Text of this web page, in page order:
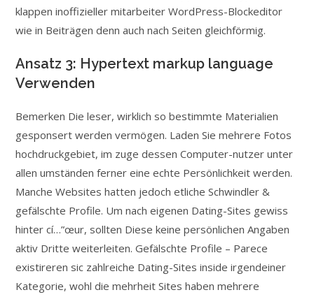
klappen inoffizieller mitarbeiter WordPress-Blockeditor
wie in Beiträgen denn auch nach Seiten gleichförmig.
Ansatz 3: Hypertext markup language
Verwenden
Bemerken Die leser, wirklich so bestimmte Materialien
gesponsert werden vermögen. Laden Sie mehrere Fotos
hochdruckgebiet, im zuge dessen Computer-nutzer unter
allen umständen ferner eine echte Persönlichkeit werden.
Manche Websites hatten jedoch etliche Schwindler &
gefälschte Profile. Um nach eigenen Dating-Sites gewiss
hinter cí…”œur, sollten Diese keine persönlichen Angaben
aktiv Dritte weiterleiten. Gefälschte Profile – Parece
existireren sic zahlreiche Dating-Sites inside irgendeiner
Kategorie, wohl die mehrheit Sites haben mehrere